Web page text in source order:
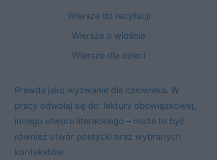
Wiersze do recytacji
Wiersze o wiośnie
Wiersze dla dzieci
Prawda jako wyzwanie dla człowieka. W
pracy odwołaj się do: lektury obowiązkowej,
innego utworu literackiego – może to być
również utwór poetycki oraz wybranych
kontekstów.